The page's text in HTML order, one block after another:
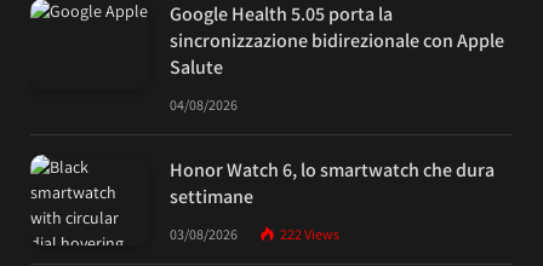
Google Health 5.05 porta la
sincronizzazione bidirezionale con Apple
Salute
04/08/2026
Honor Watch 6, lo smartwatch che dura
settimane
03/08/2026 222Views